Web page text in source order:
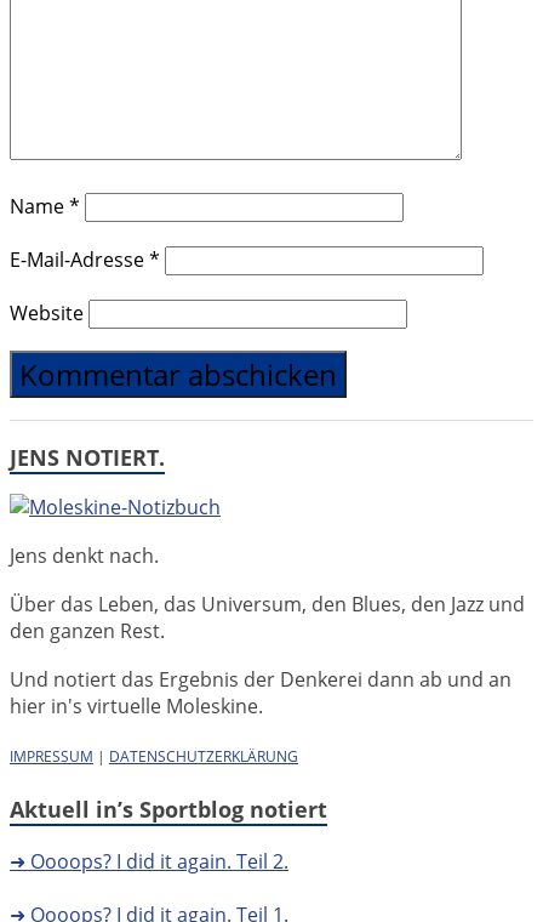
Name*
E-Mail-Adresse*
Website
JENS NOTIERT.
Jens denkt nach.
Über das Leben, das Universum, den Blues, den Jazz und
den ganzen Rest.
Und notiert das Ergebnis der Denkerei dann ab und an
hier in's virtuelle Moleskine.
IMPRESSUM | DATENSCHUTZERKLÄRUNG
Aktuell in’s Sportblog notiert
➜ Oooops? I did it again. Teil 2.
➜ Oooops? I did it again. Teil 1.